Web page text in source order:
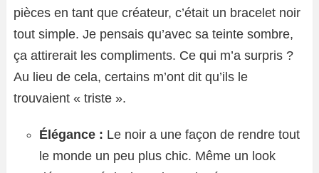
pièces en tant que créateur, c’était un bracelet noir
tout simple. Je pensais qu’avec sa teinte sombre,
ça attirerait les compliments. Ce qui m’a surpris ?
Au lieu de cela, certains m’ont dit qu’ils le
trouvaient « triste ».
Élégance : Le noir a une façon de rendre tout
le monde un peu plus chic. Même un look